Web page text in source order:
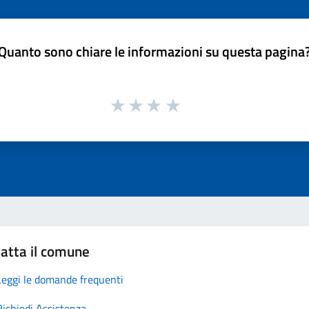
sono chiare le informazioni su questa
il comune
le domande frequenti